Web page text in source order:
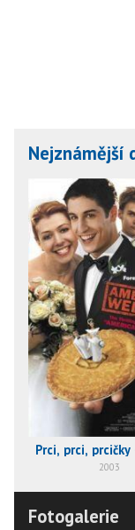
Nejznámější
Prci, prci,
2003
Fotogalerie